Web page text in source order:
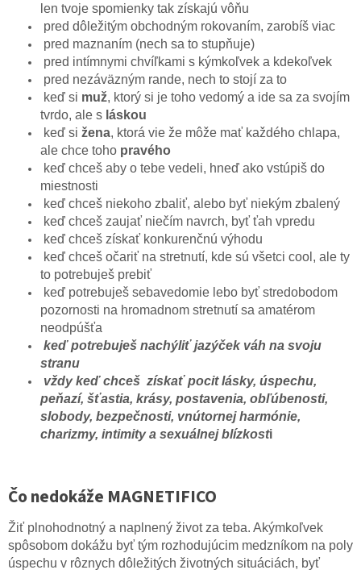
len tvoje spomienky tak získajú vôňu
pred dôležitým obchodným rokovaním, zarobíš viac
pred maznaním (nech sa to stupňuje)
pred intímnymi chvíľkami s kýmkoľvek a kdekoľvek
pred nezáväzným rande, nech to stojí za to
keď si muž, ktorý si je toho vedomý a ide sa za svojím
tvrdo, ale s láskou
keď si žena, ktorá vie že môže mať každého chlapa,
ale chce toho pravého
keď chceš aby o tebe vedeli, hneď ako vstúpiš do
miestnosti
keď chceš niekoho zbaliť, alebo byť niekým zbalený
keď chceš zaujať niečím navrch, byť ťah vpredu
keď chceš získať konkurenčnú výhodu
keď chceš očariť na stretnutí, kde sú všetci cool, ale ty
to potrebuješ prebiť
keď potrebuješ sebavedomie lebo byť stredobodom
pozornosti na hromadnom stretnutí sa amatérom
neodpúšťa
keď potrebuješ nachýliť jazýček váh na svoju
stranu
vždy keď chceš získať pocit lásky, úspechu,
peňazí, šťastia, krásy, postavenia, obľúbenosti,
slobody, bezpečnosti, vnútornej harmónie,
charizmy, intimity a sexuálnej blízkosti
Čo nedokáže MAGNETIFICO
Žiť plnohodnotný a naplnený život za teba. Akýmkoľvek
spôsobom dokážu byť tým rozhodujúcim medzníkom na poly
úspechu v rôznych dôležitých životných situáciách, byť